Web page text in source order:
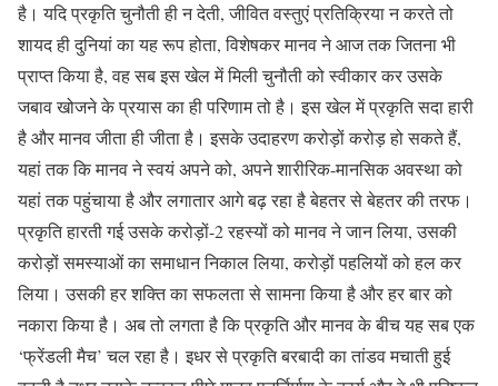
है। यदि प्रकृति चुनौती ही न देती, जीवित वस्तुएं प्रतिक्रिया न करते तो
शायद ही दुनियां का यह रूप होता, विशेषकर मानव ने आज तक जितना भी
प्राप्त किया है, वह सब इस खेल में मिली चुनौती को स्वीकार कर उसके
जबाव खोजने के प्रयास का ही परिणाम तो है। इस खेल में प्रकृति सदा हारी
है और मानव जीता ही जीता है। इसके उदाहरण करोड़ों करोड़ हो सकते हैं,
यहां तक कि मानव ने स्वयं अपने को, अपने शारीरिक-मानसिक अवस्था को
यहां तक पहुंचाया है और लगातार आगे बढ़ रहा है बेहतर से बेहतर की तरफ।
प्रकृति हारती गई उसके करोड़ों-2 रहस्यों को मानव ने जान लिया, उसकी
करोड़ों समस्याओं का समाधान निकाल लिया, करोड़ों पहलियों को हल कर
लिया। उसकी हर शक्ति का सफलता से सामना किया है और हर बार को
नकारा किया है। अब तो लगता है कि प्रकृति और मानव के बीच यह सब एक
‘फ्रेंडली मैच’ चल रहा है। इधर से प्रकृति बरबादी का तांडव मचाती हुई